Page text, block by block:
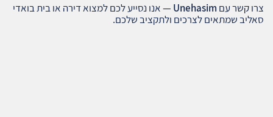
צרו קשר עם Unehasim — אנו נסייע לכם למצוא דירה או בית בואדי
סאליב שמתאים לצרכים ולתקציב שלכם.